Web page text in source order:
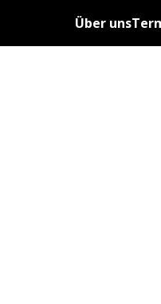
Über uns